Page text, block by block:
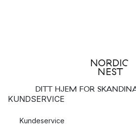
DITT HJEM FOR
KUNDSERVICE
Kundeservice